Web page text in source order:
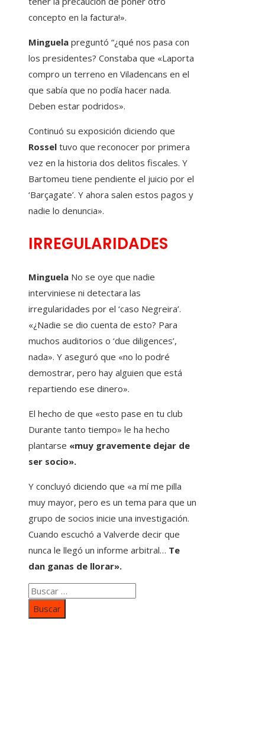
concepto en la factura!».
Minguela preguntó “¿qué nos pasa con
los presidentes? Constaba que «Laporta
compro un terreno en Viladencans en el
que sabía que no podía hacer nada.
Deben estar podridos».
Continuó su exposición diciendo que
Rossel tuvo que reconocer por primera
vez en la historia dos delitos fiscales. Y
Bartomeu tiene pendiente el juicio por el
‘Barçagate’. Y ahora salen estos pagos y
nadie lo denuncia».
IRREGULARIDADES
Minguela No se oye que nadie
interviniese ni detectara las
irregularidades por el ‘caso Negreira’.
«¿Nadie se dio cuenta de esto? Para
muchos auditorios o ‘due diligences’,
nada». Y aseguró que «no lo podré
demostrar, pero hay alguien que está
repartiendo ese dinero».
El hecho de que «esto pase en tu club
Durante tanto tiempo» le ha hecho
plantarse «muy gravemente dejar de
ser socio».
Y concluyó diciendo que «a mí me pilla
muy mayor, pero es un tema para que un
grupo de socios inicie una investigación.
Cuando escuchó a Valverde decir que
nunca le llegó un informe arbitral… Te
dan ganas de llorar».
Buscar: